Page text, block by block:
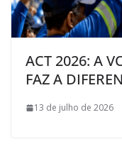
ACT 2026: A
FAZ A
13 de julho de 2026